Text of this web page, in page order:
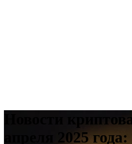
Новости
апреля 2025